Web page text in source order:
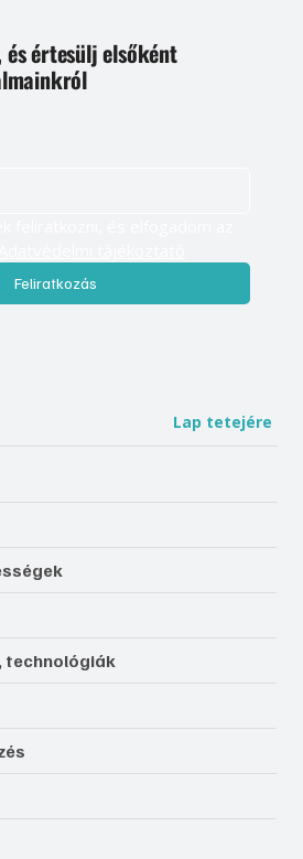
és értesülj elsőként
Feliratkozás
Lap tetejére
technológiák